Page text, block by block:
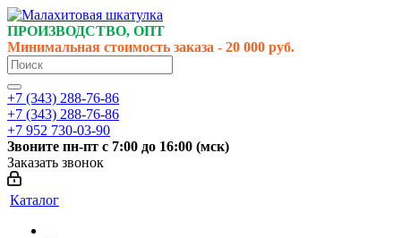
ПРОИЗВОДСТВО, ОПТ
Минимальная стоимость заказа - 20 000 руб.
+7 (343) 288-76-86
+7 (343) 288-76-86
+7 952 730-03-90
Звоните пн-пт с 7:00 до 16:00 (мск)
Заказать звонок
Каталог